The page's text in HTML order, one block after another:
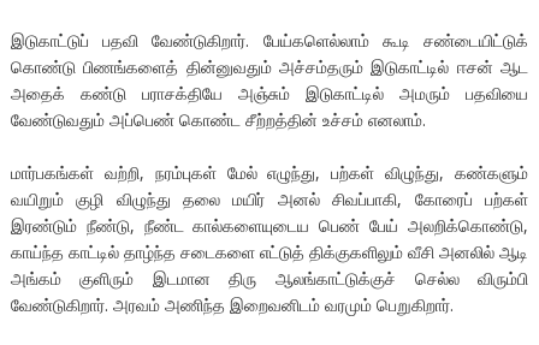
இடுகாட்டுப் பதவி வேண்டுகிறார். பேய்களெல்லாம் கூடி சண்டையிட்டுக்
கொண்டு பிணங்களைத் தின்னுவதும் அச்சம்தரும் இடுகாட்டில் ஈசன் ஆட
அதைக் கண்டு பராசக்தியே அஞ்சும் இடுகாட்டில் அமரும் பதவியை
வேண்டுவதும் அப்பெண் கொண்ட சீற்றத்தின் உச்சம் எனலாம்.
மார்பகங்கள் வற்றி, நரம்புகள் மேல் எழுந்து, பற்கள் விழுந்து, கண்களும்
வயிறும் குழி விழுந்து தலை மயிர் அனல் சிவப்பாகி, கோரைப் பற்கள்
இரண்டும் நீண்டு, நீண்ட கால்களையுடைய பெண் பேய் அலறிக்கொண்டு,
காய்ந்த காட்டில் தாழ்ந்த சடைகளை எட்டுத் திக்குகளிலும் வீசி அனலில் ஆடி
அங்கம் குளிரும் இடமான திரு ஆலங்காட்டுக்குச் செல்ல விரும்பி
வேண்டுகிறார். அரவம் அணிந்த இறைவனிடம் வரமும் பெறுகிறார்.